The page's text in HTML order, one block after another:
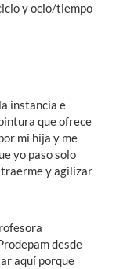
y ocio/tiempo
instancia e
que ofrece
mi hija y me
yo paso solo
y agilizar
desde
aquí porque